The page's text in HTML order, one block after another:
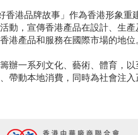
港品牌故事」作為香港形象重
動，宣傳香港產品在設計、生產
產品和服務在國際市場的地位。
辦一系列文化、藝術、體育，以
動本地消費，同時為社會注入